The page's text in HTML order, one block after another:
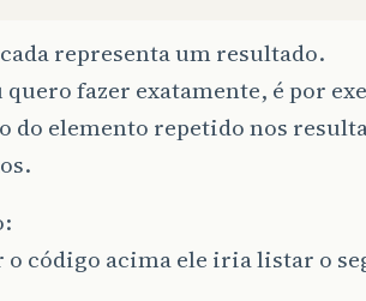
N="3">
www.google.com.br</U>
www.google.com.br</UE>
www.google.com.br
EXEMPLO1
T3-EVXRGNPTRYSQG</
EXEMPLO3
representa um resultado.
quero fazer exatamente, é por
do elemento repetido nos
o código acima ele iria listar o